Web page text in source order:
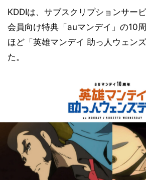
KDDIは、サブスクリプションサー
会員向け特典「auマンデイ」の10
ほど「英雄マンデイ 助っ人ウェン
た。